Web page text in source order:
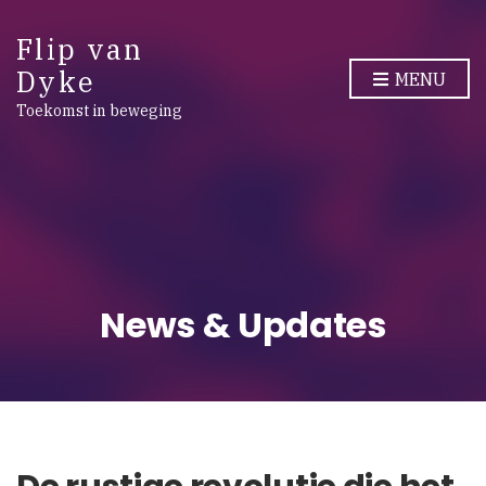
Flip van
Dyke
Toekomst in beweging
MENU
News & Updates